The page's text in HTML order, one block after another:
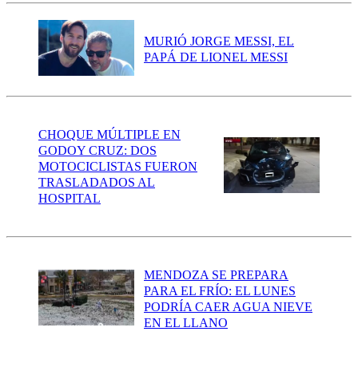
MURIÓ JORGE MESSI, EL
PAPÁ DE LIONEL MESSI
CHOQUE MÚLTIPLE EN
GODOY CRUZ: DOS
MOTOCICLISTAS FUERON
TRASLADADOS AL
HOSPITAL
MENDOZA SE PREPARA
PARA EL FRÍO: EL LUNES
PODRÍA CAER AGUA NIEVE
EN EL LLANO